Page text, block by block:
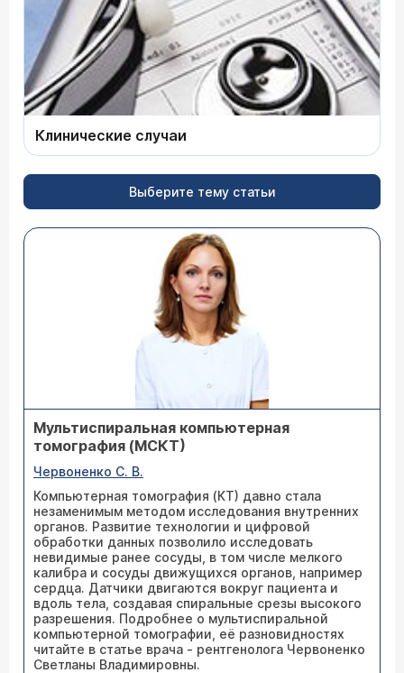
Клинические случаи
Выберите тему статьи
Мультиспиральная компьютерная
томография (МСКТ)
Червоненко С. В.
Компьютерная томография (КТ) давно стала
незаменимым методом исследования внутренних
органов. Развитие технологии и цифровой
обработки данных позволило исследовать
невидимые ранее сосуды, в том числе мелкого
калибра и сосуды движущихся органов, например
сердца. Датчики двигаются вокруг пациента и
вдоль тела, создавая спиральные срезы высокого
разрешения. Подробнее о мультиспиральной
компьютерной томографии, её разновидностях
читайте в статье врача - рентгенолога Червоненко
Светланы Владимировны.